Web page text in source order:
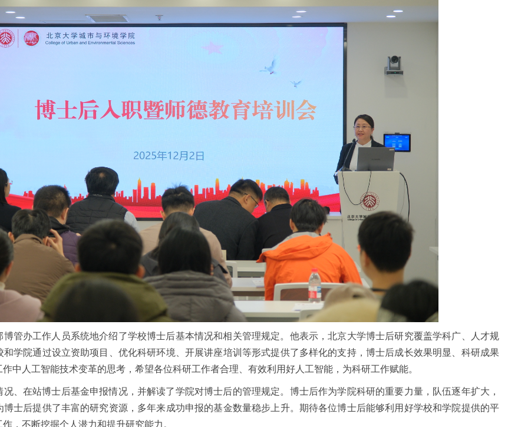
博管办工作人员系统地介绍了学校博士后基本情况和相关管理规定。他表示，北京大学博士后研究覆盖学科广、人才规
学院通过设立资助项目、优化科研环境、开展讲座培训等形式提供了多样化的支持，博士后成长效果明显、科研成果
中人工智能技术变革的思考，希望各位科研工作者合理、有效利用好人工智能，为科研工作赋能。
、在站博士后基金申报情况，并解读了学院对博士后的管理规定。博士后作为学院科研的重要力量，队伍逐年扩大，
士后提供了丰富的研究资源，多年来成功申报的基金数量稳步上升。期待各位博士后能够利用好学校和学院提供的平
，不断挖掘个人潜力和提升研究能力。